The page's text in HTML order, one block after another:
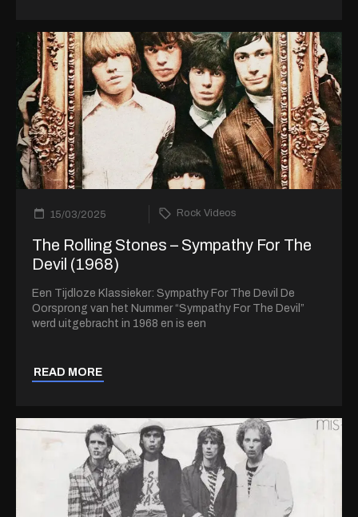
15/03/2025 Rock Videos
The Rolling Stones – Sympathy For The
Devil (1968)
Een Tijdloze Klassieker: Sympathy For The Devil De
Oorsprong van het Nummer “Sympathy For The Devil”
werd uitgebracht in 1968 en is een
READ MORE